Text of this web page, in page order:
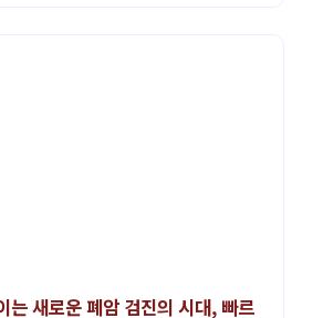
는 새로운 폐암 검진의 시대, 빠르